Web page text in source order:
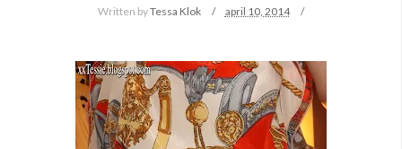
Written byTessa Klok april 10, 2014